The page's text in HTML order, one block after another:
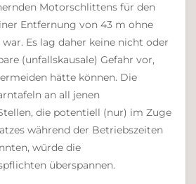
Motorschlittens für den
Entfernung von 43 m ohne
Es lag daher keine nicht oder
(unfallskausale) Gefahr vor,
hätte können. Die
an all jenen
die potentiell (nur) im Zuge
während der Betriebszeiten
würde die
überspannen.